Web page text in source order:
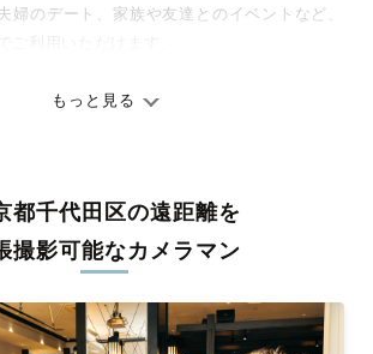
婦のデート、家族や友達とのイベントなど、
を大切に、何十年経っても見返したくなるよ
一律。わかりやすく安心の価格設定です。オ
正な審査に合格し、撮影技術やホスピタリテ
のカメラマンが全国47都道府県に在籍してい
もっと見る
都千代田区の遠距離を
撮影可能なカメラマン